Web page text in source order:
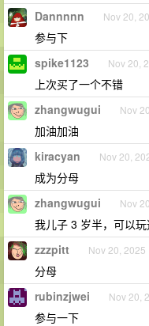
Dannnnn Nov 20,
参与下
spike1123 Nov 20,
上次买了一个不错
zhangwugui Nov
加油加油
kiracyan Nov 20,
成为分母
zhangwugui Nov
我儿子 3 岁半，可以
zzzpitt Nov 20, 2025
分母
rubinzjwei Nov 20,
参与一下